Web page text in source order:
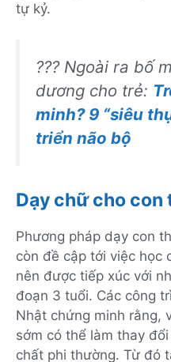
tự kỷ.
??? Ngoài ra bố
dương cho trẻ:
minh? 9 “siêu
triển não bộ
Dạy chữ cho con
Phương pháp dạy con
còn đề cập tới việc học
nên được tiếp xúc với
đoạn 3 tuổi. Các công
Nhật chứng minh rằng,
sớm có thể làm thay
chất phi thường. Từ đó